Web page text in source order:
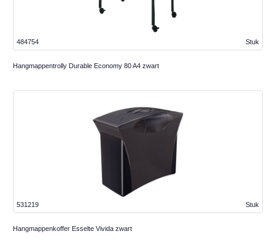
Stuk
484754
Hangmappentrolly Durable Economy 80 A4 zwart
Stuk
531219
Hangmappenkoffer Esselte Vivida zwart